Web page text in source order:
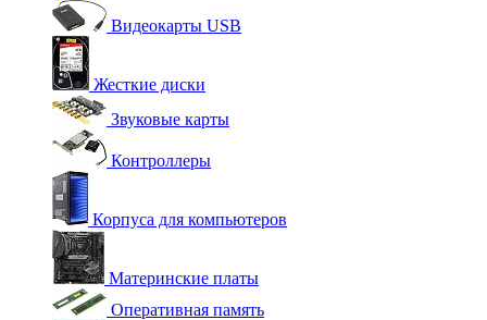
Видеокарты USB
Жесткие диски
Звуковые карты
Контроллеры
Корпуса для компьютеров
Материнские платы
Оперативная память